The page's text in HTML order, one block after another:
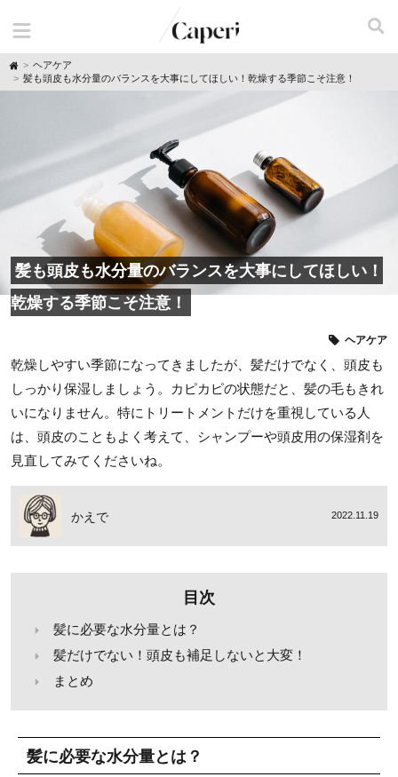
H
o
m
ヘアケア
髪も頭皮も水分量のバランスを大事にしてほしい！乾燥する季節こそ注意！
髪も頭皮も水分量のバランスを大事にしてほしい！
乾燥する季節こそ注意！
ヘアケア
乾燥しやすい季節になってきましたが、髪だけでなく、頭皮も
しっかり保湿しましょう。カピカピの状態だと、髪の毛もきれ
いになりません。特にトリートメントだけを重視している人
は、頭皮のこともよく考えて、シャンプーや頭皮用の保湿剤を
見直してみてくださいね。
かえで 2022.11.19
目次
髪に必要な水分量とは？
髪だけでない！頭皮も補足しないと大変！
まとめ
髪に必要な水分量とは？